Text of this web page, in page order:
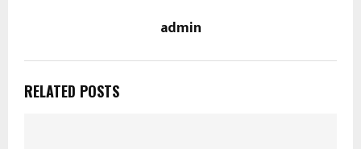
admin
RELATED POSTS